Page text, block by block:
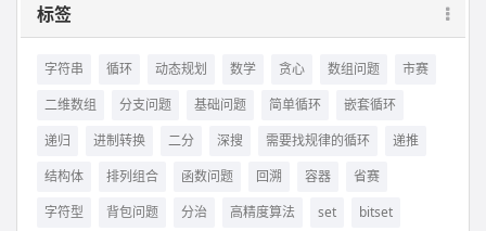
标签
字符串 循环 动态规划 数学 贪心 数组问题
市赛
二维数组
分支问题 基础问题 简单循环
嵌套循环
递归
进制转换 二分 深搜 需要找规律的循环
递推
结构体
排列组合 函数问题 回溯 容器
省赛
字符型
背包问题 分治 高精度算法 set bitset